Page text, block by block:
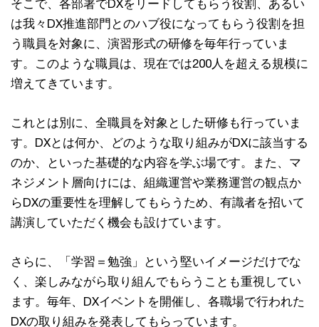
そこで、各部署でDXをリードしてもらう役割、あるい
は我々DX推進部門とのハブ役になってもらう役割を担
う職員を対象に、演習形式の研修を毎年行っていま
す。このような職員は、現在では200人を超える規模に
増えてきています。
これとは別に、全職員を対象とした研修も行っていま
す。DXとは何か、どのような取り組みがDXに該当する
のか、といった基礎的な内容を学ぶ場です。また、マ
ネジメント層向けには、組織運営や業務運営の観点か
らDXの重要性を理解してもらうため、有識者を招いて
講演していただく機会も設けています。
さらに、「学習＝勉強」という堅いイメージだけでな
く、楽しみながら取り組んでもらうことも重視してい
ます。毎年、DXイベントを開催し、各職場で行われた
DXの取り組みを発表してもらっています。